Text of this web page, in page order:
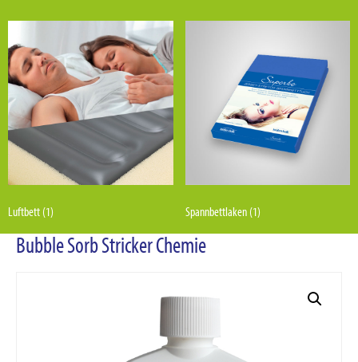
Luftbett (1) Spannbettlaken (1)
Bubble Sorb Stricker Chemie